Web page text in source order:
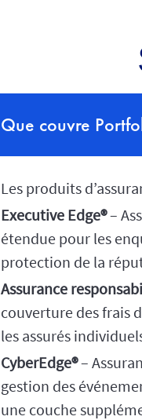
Que couvre
Les produits
Executive Edge®–
étendue pour les
protection de la
Assurance
couverture des frais
les assurés
CyberEdge®–
gestion des
une couche